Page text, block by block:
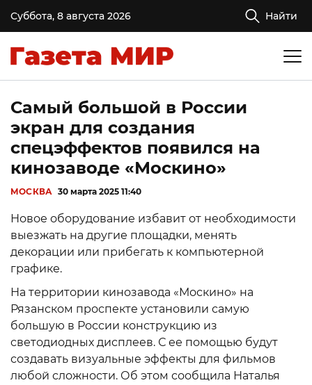
Суббота, 8 августа 2026 Найти
Самый большой в России
экран для создания
спецэффектов появился на
кинозаводе «Москино»
МОСКВА 30 марта 2025 11:40
Новое оборудование избавит от необходимости
выезжать на другие площадки, менять
декорации или прибегать к компьютерной
графике.
На территории кинозавода «Москино» на
Рязанском проспекте установили самую
большую в России конструкцию из
светодиодных дисплеев. С ее помощью будут
создавать визуальные эффекты для фильмов
любой сложности. Об этом сообщила Наталья